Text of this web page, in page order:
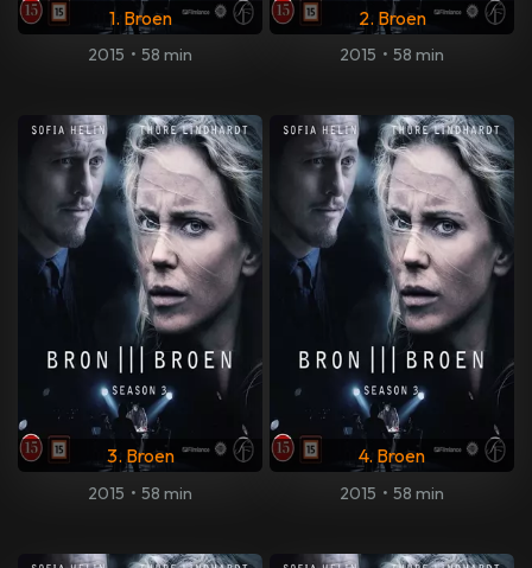
1. Broen
2015 • 58 min
2. Broen
2015 • 58 min
3. Broen
2015 • 58 min
4. Broen
2015 • 58 min